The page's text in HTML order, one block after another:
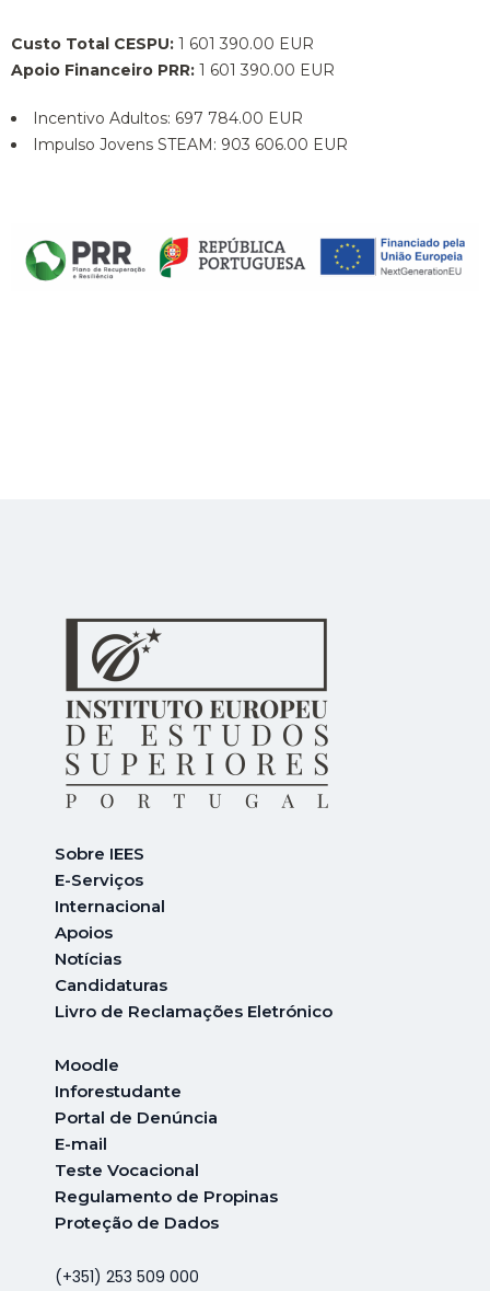
Custo Total CESPU: 1 601 390.00 EUR
Apoio Financeiro PRR: 1 601 390.00 EUR
Incentivo Adultos: 697 784.00 EUR
Impulso Jovens STEAM: 903 606.00 EUR
Sobre IEES
E-Serviços
Internacional
Apoios
Notícias
Candidaturas
Livro de Reclamações Eletrónico
Moodle
Inforestudante
Portal de Denúncia
E-mail
Teste Vocacional
Regulamento de Propinas
Proteção de Dados
(+351) 253 509 000